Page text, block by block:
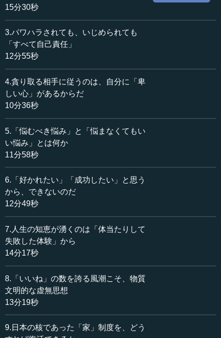
―― 先生、どうぞよろしくお願いいたします。
執行 はい、どうぞよろしく。
―― 執行先生に以前、「10ミニッツTV」で「武士道の神
髄」という講義をお願いして、大変ご好評をいただきまし
た。今回はその武士道について、もう少し現実生活という
か、いかに日々の暮らしに武士道の考えを生かしていけば
いいかをお聞きしたいと思います。
執行 ここで一つ武士道について言っておくと、確かに
「武士道」という言葉を使っていますが、私がずっと信
じ、愛し、実践しているのは、『葉隠』だけということで
す。武士道というと、だいたいが倫理観や道徳といった江
らかといえば、そういうものはあまり関係ない。体当たり
の『葉隠』的な武士道だけが好きなのです。そこはよく踏
まえていただければありがたいです。よく「道徳的な人
間」と、誤解される場合が多いので、けっこう迷惑してい
るのです。
―― そこも大事なところだと思います。今回、菅野覚明
（PHP新書）という本をお持ちしましたが、菅野先生がお
っしゃっているのも、ある意味で、今、執行先生がおっし
ゃったことに近いですね。
国時代や南北朝の楠木正成などの武士道から来る「自由奔
15分30秒
3.パワハラされても、いじめられても
「すべて自己責任」
12分55秒
4.貪り取る相手に従うのは、自分に「卑
しい心」があるからだ
10分36秒
5.「悩むべき悩み」と「悩まなくてもい
い悩み」とは何か
11分58秒
6.「好かれたい」「成功したい」と思う
から、できないのだ
12分49秒
7.人生の知恵が湧くのは「体当たりして
失敗した体験」から
14分17秒
8.「いいね」の数を誇る風潮こそ、物質
文明的な虚無思想
13分19秒
9.日本の核であった「家」制度を、どう